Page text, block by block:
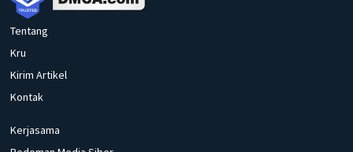
Tentang
Kru
Kirim Artikel
Kontak
Kerjasama